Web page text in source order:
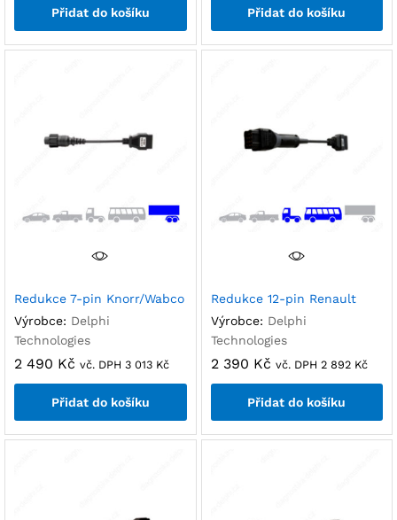
Přidat do košíku Přidat do košíku
Redukce 7-pin Knorr/Wabco
Výrobce: Delphi
Technologies
2 490 Kč vč. DPH 3 013 Kč
Přidat do košíku
Redukce 12-pin Renault
Výrobce: Delphi
Technologies
2 390 Kč vč. DPH 2 892 Kč
Přidat do košíku